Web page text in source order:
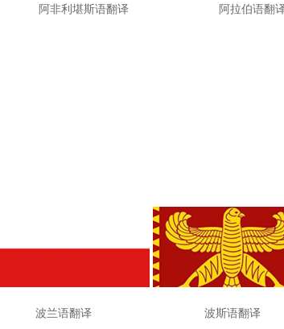
利堪斯语翻译 阿拉伯语翻
兰语翻译 波斯语翻译